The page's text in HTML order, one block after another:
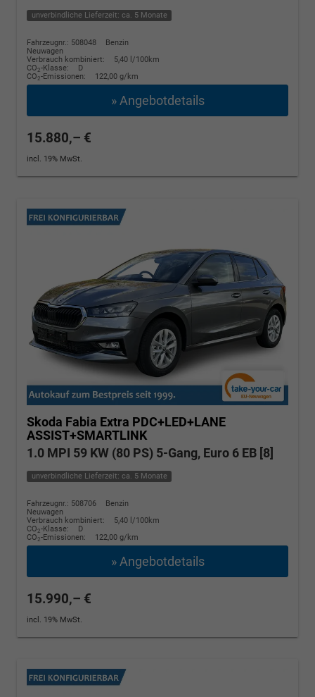
unverbindliche Lieferzeit: ca. 5 Monate
Fahrzeugnr.: 508048
Benzin
Neuwagen
Verbrauch kombiniert:
5,40 l/100km
CO2-Klasse:
D
CO2-Emissionen: 122,00 g/km
» Angebotdetails
15.880,– €
incl. 19% MwSt.
Skoda Fabia Extra PDC+LED+LANE
ASSIST+SMARTLINK
1.0 MPI 59 KW (80 PS) 5-Gang, Euro 6 EB [8]
unverbindliche Lieferzeit: ca. 5 Monate
Fahrzeugnr.: 508706
Benzin
Neuwagen
Verbrauch kombiniert:
5,40 l/100km
CO2-Klasse:
D
CO2-Emissionen: 122,00 g/km
» Angebotdetails
15.990,– €
incl. 19% MwSt.